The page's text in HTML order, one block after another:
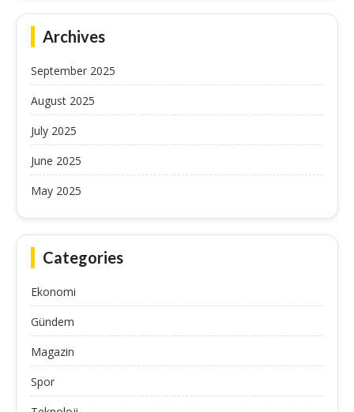
Archives
September 2025
August 2025
July 2025
June 2025
May 2025
Categories
Ekonomi
Gündem
Magazin
Spor